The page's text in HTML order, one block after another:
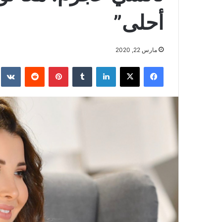
أحلى”
مارس 22, 2020
فيسبوك ‫X لينكدإن بينتيريست